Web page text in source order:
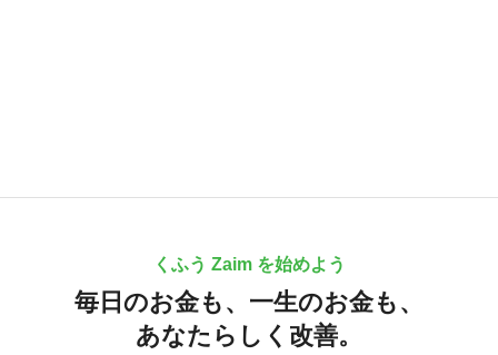
くふう Zaim を始めよう
毎日のお金も、 一生のお金も、
あなたらしく改善。